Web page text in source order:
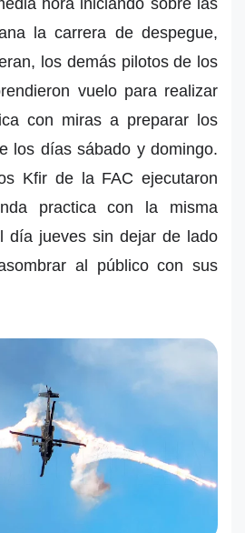
la carrera de despegue,
los demás pilotos de los
vuelo para realizar
con miras a preparar los
los días sábado y domingo.
Kfir de la FAC ejecutaron
practica con la misma
día jueves sin dejar de lado
al público con sus